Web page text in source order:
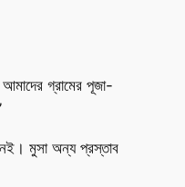
গ্রামের পূজা-
মুসা অন্য প্রস্তাব